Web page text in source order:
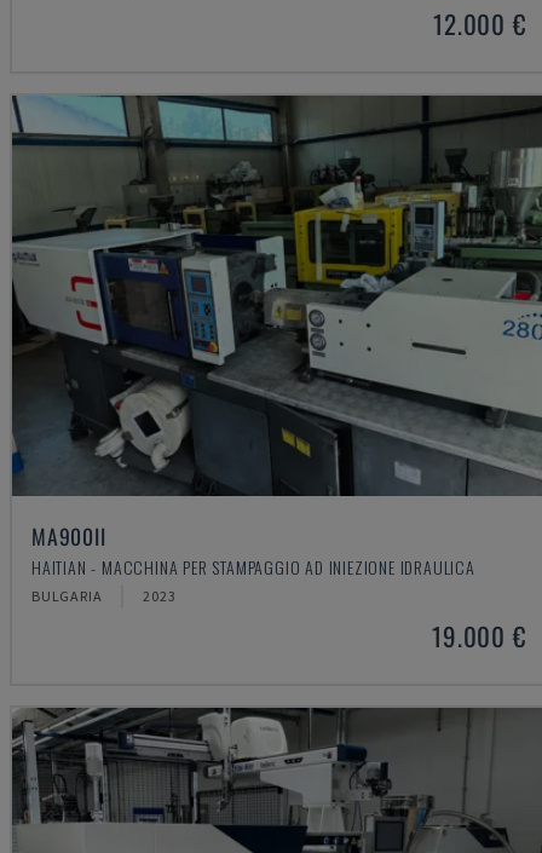
12.000 €
MA900ІІ
HAITIAN - MACCHINA PER STAMPAGGIO AD INIEZIONE IDRAULICA
BULGARIA 2023
19.000 €